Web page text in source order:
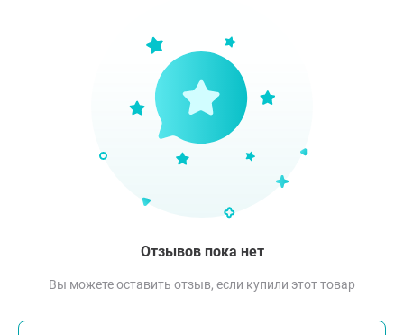
Отзывов пока нет
Вы можете оставить отзыв, если купили этот товар